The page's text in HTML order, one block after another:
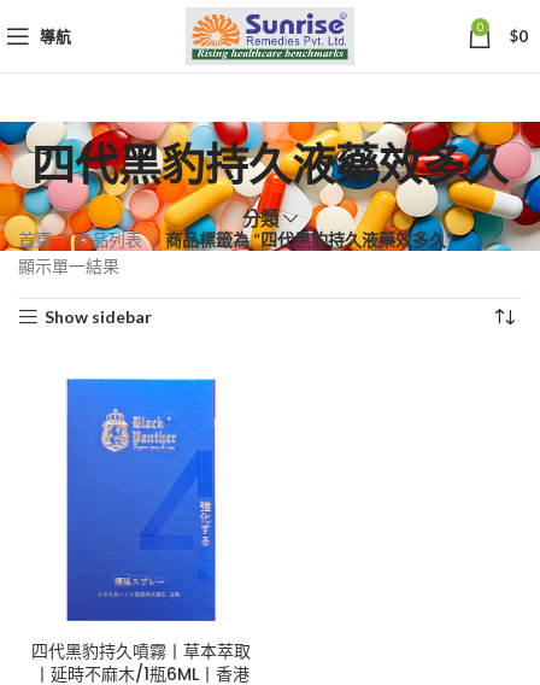
導航 0 $0
四代黑豹持久液藥效多久
分類
首頁 商品列表
商品標籤為 “四代黑豹持久液藥效多久”
顯示單一結果
Show sidebar
四代黑豹持久噴霧丨草本萃取
丨延時不麻木/1瓶6ML丨香港